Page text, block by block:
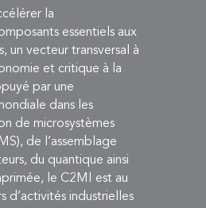
la
essentiels aux
un vecteur transversal à
et critique à la
par une
dans les
de microsystèmes
de l’assemblage
du quantique ainsi
le C2MI est au
d’activités industrielles